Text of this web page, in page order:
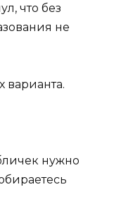
что без
не
варианта.
нужно